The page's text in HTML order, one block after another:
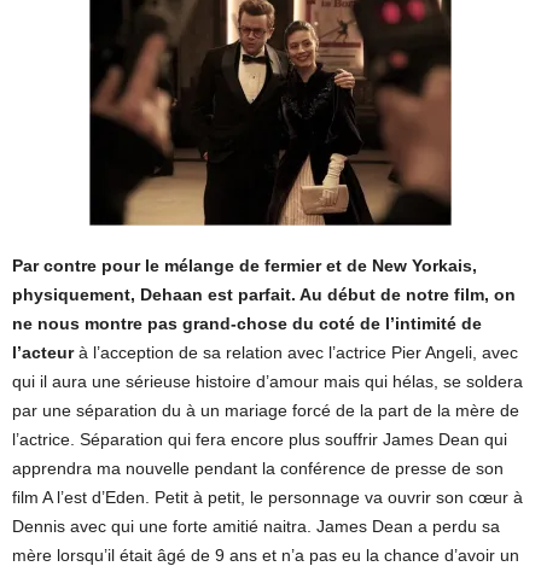
Par contre pour le mélange de fermier et de New Yorkais,
physiquement, Dehaan est parfait. Au début de notre film, on
ne nous montre pas grand-chose du coté de l’intimité de
l’acteurà l’acception de sa relation avec l’actrice Pier Angeli, avec
qui il aura une sérieuse histoire d’amour mais qui hélas, se soldera
par une séparation du à un mariage forcé de la part de la mère de
l’actrice. Séparation qui fera encore plus souffrir James Dean qui
apprendra ma nouvelle pendant la conférence de presse de son
film A l’est d’Eden. Petit à petit, le personnage va ouvrir son cœur à
Dennis avec qui une forte amitié naitra. James Dean a perdu sa
mère lorsqu’il était âgé de 9 ans et n’a pas eu la chance d’avoir un